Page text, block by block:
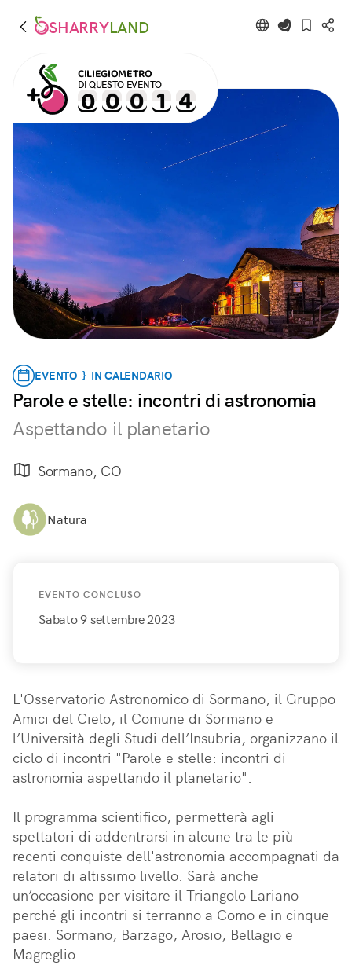
SHARRYLAND
CILIEGIOMETRO
DI QUESTO EVENTO
EVENTO } IN CALENDARIO
Parole e stelle: incontri di astronomia
Aspettando il planetario
Sormano, CO
Natura
EVENTO CONCLUSO
Sabato 9 settembre 2023
L'Osservatorio Astronomico di Sormano, il Gruppo
Amici del Cielo, il Comune di Sormano e
l’Università degli Studi dell’Insubria, organizzano il
ciclo di incontri "Parole e stelle: incontri di
astronomia aspettando il planetario".
Il programma scientifico, permetterà agli
spettatori di addentrarsi in alcune tra le più
recenti conquiste dell'astronomia accompagnati da
relatori di altissimo livello. Sarà anche
un’occasione per visitare il Triangolo Lariano
perché gli incontri si terranno a Como e in cinque
paesi: Sormano, Barzago, Arosio, Bellagio e
Magreglio.